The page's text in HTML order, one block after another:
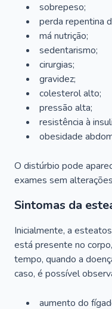
sobrepeso;
perda repentina
má nutrição;
sedentarismo;
cirurgias;
gravidez;
colesterol alto;
pressão alta;
resistência à
obesidade
O distúrbio pode
exames sem
Sintomas da
Inicialmente, a
está presente no
tempo, quando a
caso, é possível
aumento do